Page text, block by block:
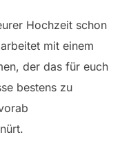
Hochzeit schon
mit einem
der das für euch
bestens zu